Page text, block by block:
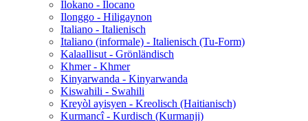
Ilokano - Ilocano
Ilonggo - Hiligaynon
Italiano - Italienisch
Italiano (informale) - Italienisch (Tu-Form)
Kalaallisut - Grönländisch
Khmer - Khmer
Kinyarwanda - Kinyarwanda
Kiswahili - Swahili
Kreyòl ayisyen - Kreolisch (Haitianisch)
Kurmancî - Kurdisch (Kurmanji)